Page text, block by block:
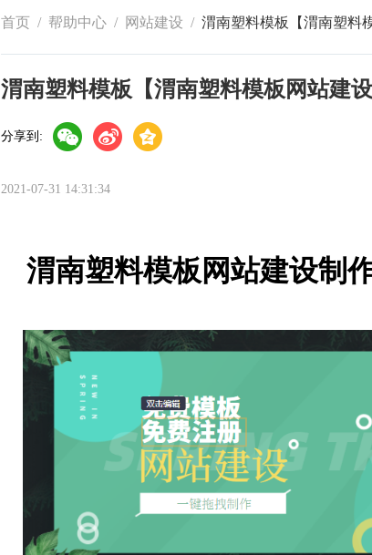
首页 / 帮助中心 / 网站建设 / 渭南塑料模板【渭南塑料
渭南塑料模板【渭南塑料模板网站建设
分享到:
2021-07-31 14:31:34
渭南塑料模板网站建设制